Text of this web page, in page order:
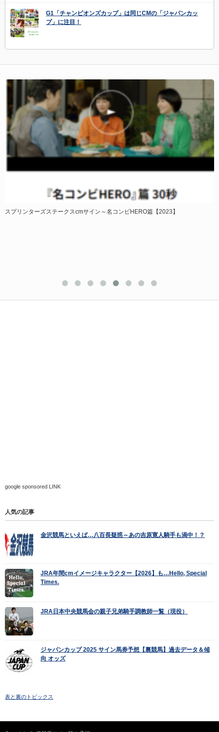
G1「チャンピオンズカップ」は同じCMの「ジャパンカッ
プ」に注目！
スプリンターズステークスcmサイン～名コンビHERO篇【2023】
google sponsored LINK
人気の記事
金沢競馬といえば…八百長疑惑～あの吉原寛人騎手も渦中！？
JRA年間cmイメージキャラクター【2026】も…Hello, Special
Times.
JRA日本中央競馬会の親子兄弟騎手調教師一覧（現役）
ジャパンカップ 2025 サイン馬券予想【裏競馬】過去データ＆傾
向 オッズ
表と裏のトピックス